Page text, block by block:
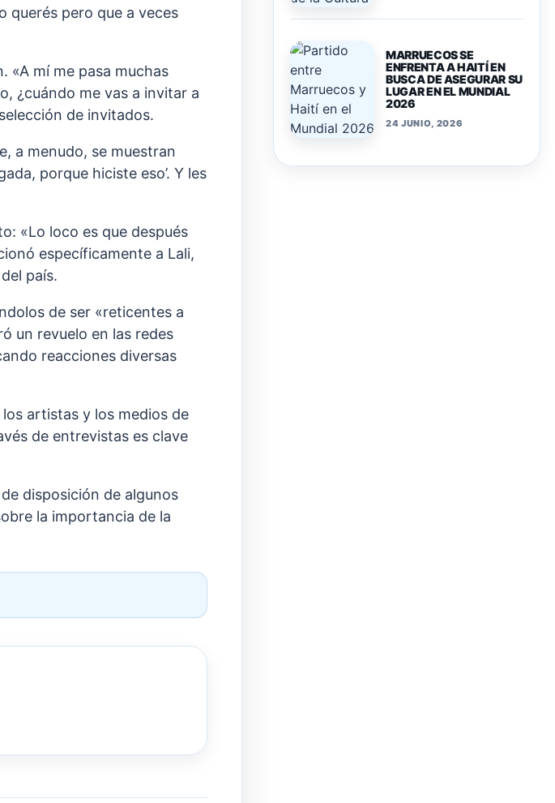
querés pero que a veces
«A mí me pasa muchas
¿cuándo me vas a invitar a
de invitados.
a menudo, se muestran
porque hiciste eso’. Y les
«Lo loco es que después
específicamente a Lali,
país.
de ser «reticentes a
un revuelo en las redes
reacciones diversas
artistas y los medios de
de entrevistas es clave
disposición de algunos
la importancia de la
MARRUECOS SE
ENFRENTA A HAITÍ EN
BUSCA DE ASEGURAR SU
LUGAR EN EL MUNDIAL
2026
24 JUNIO, 2026